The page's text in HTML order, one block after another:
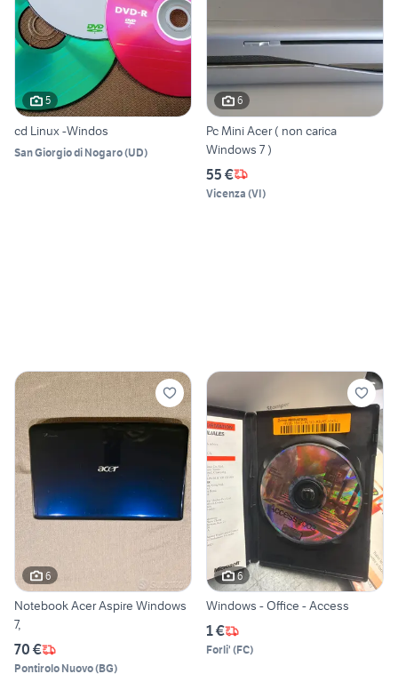
5
cd Linux -Windos
San Giorgio di Nogaro(UD)
6
Pc Mini Acer ( non carica
Windows 7 )
55 €
Vicenza (VI)
6
Notebook Acer Aspire Windows
7,
70 €
Pontirolo Nuovo(BG)
6
Windows - Office - Access
1 €
Forli' (FC)